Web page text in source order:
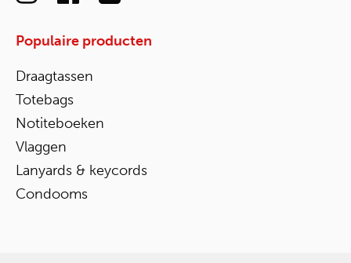
Populaire producten
Draagtassen
Totebags
Notiteboeken
Vlaggen
Lanyards & keycords
Condooms